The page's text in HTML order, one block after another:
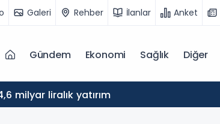
Galeri Rehber İlanlar Anket
Gündem Ekonomi Sağlık Diğer
milyar liralık yatırım